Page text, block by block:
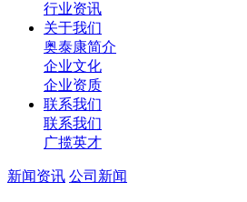
行业资讯
关于我们
奥泰康简介
企业文化
企业资质
联系我们
联系我们
广揽英才
新闻资讯 公司新闻